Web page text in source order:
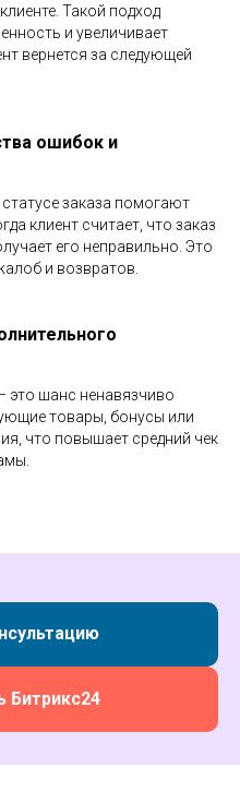
Такой подход
и увеличивает
вернется за следующей
ошибок и
заказа помогают
клиент считает, что заказ
его неправильно. Это
и возвратов.
это шанс ненавязчиво
товары, бонусы или
что повышает средний чек
Битрикс24